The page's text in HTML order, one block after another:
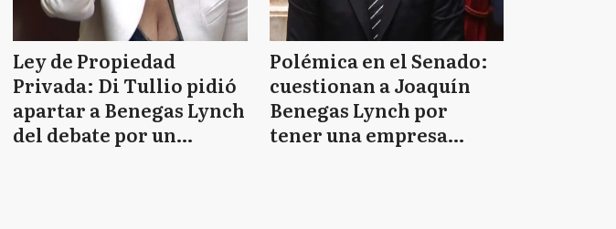
Ley de Propiedad
Privada: Di Tullio pidió
apartar a Benegas Lynch
del debate por un
Polémica en el Senado:
cuestionan a Joaquín
Benegas Lynch por
tener una empresa